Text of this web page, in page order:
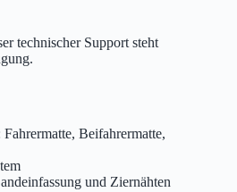
technischer Support steht
Beifahrermatte,
und Ziernähten